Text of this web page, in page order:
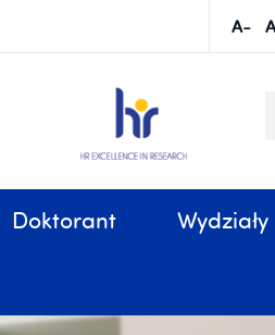
Doktorant Wydziały